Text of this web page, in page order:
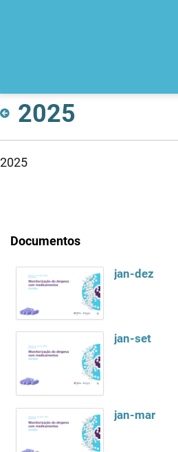
2025
2025
Documentos
jan-dez
jan-set
jan-mar